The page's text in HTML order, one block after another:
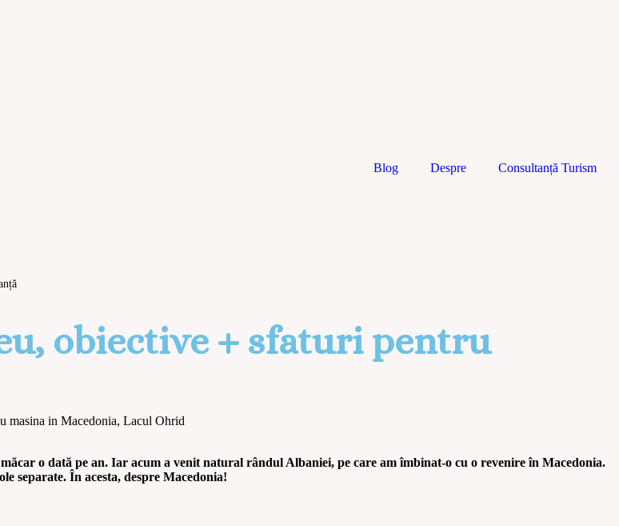
Blog Despre Consultanță Turism
obiective + sfaturi pentru
o dată pe an. Iar acum a venit natural rândul Albaniei, pe care am îmbinat-o cu o revenire în Macedonia.
separate. În acesta, despre Macedonia!